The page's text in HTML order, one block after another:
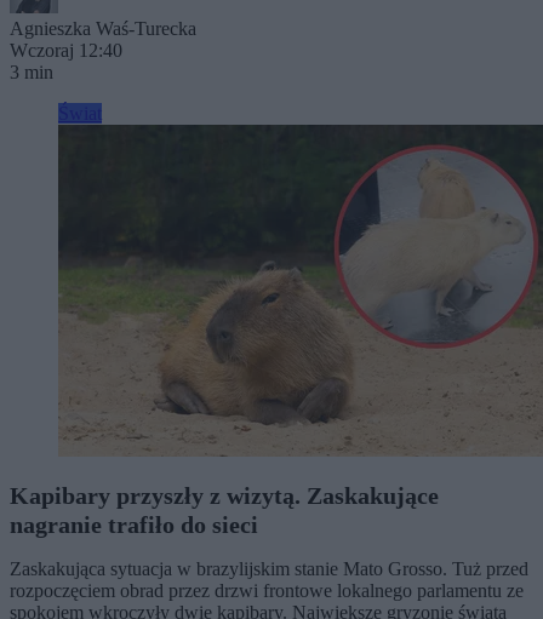
Agnieszka Waś-Turecka
Wczoraj 12:40
3 min
Kapibary przyszły z wizytą. Zaskakujące
nagranie trafiło do sieci
Zaskakująca sytuacja w brazylijskim stanie Mato Grosso. Tuż przed
rozpoczęciem obrad przez drzwi frontowe lokalnego parlamentu ze
spokojem wkroczyły dwie kapibary. Największe gryzonie świata